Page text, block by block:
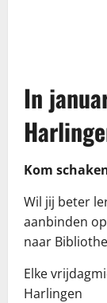
In
Kom
Wil jij beter
aanbinden
naar
Elke
Harlingen